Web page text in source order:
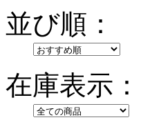
並び順：
在庫表示：